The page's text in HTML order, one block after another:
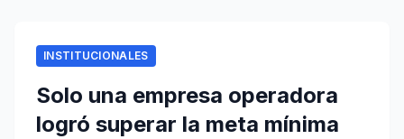
INSTITUCIONALES
Solo una empresa operadora
logró superar la meta mínima